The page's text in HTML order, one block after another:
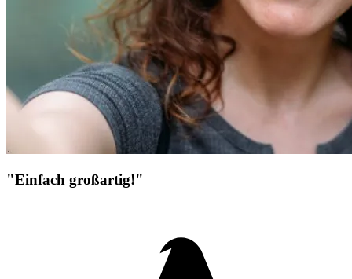
"Einfach großartig!"